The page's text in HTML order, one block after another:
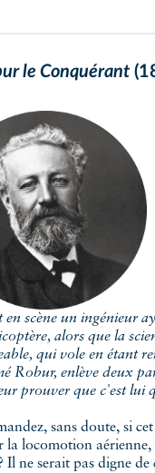
le Conquérant
alors que la
qui vole en étant
Robur, enlève deux
prouver que c'est lui
sans doute, si
locomotion aérienne,
Il ne serait pas digne